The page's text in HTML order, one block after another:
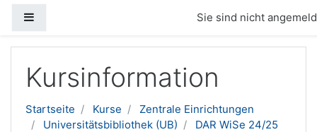
Sie sind nicht
Kursinformation
Startseite Kurse
Zentrale Einrichtungen
Universitätsbibliothek (UB)
DAR WiSe 24/25